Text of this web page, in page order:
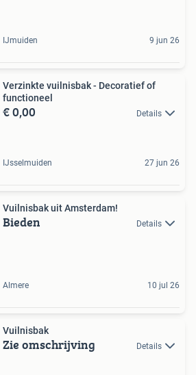
IJmuiden 9 jun 26
Verzinkte vuilnisbak - Decoratief of
functioneel
€ 0,00 Details
IJsselmuiden 27 jun 26
Vuilnisbak uit Amsterdam!
Bieden Details
Almere 10 jul 26
Vuilnisbak
Zie omschrijving Details